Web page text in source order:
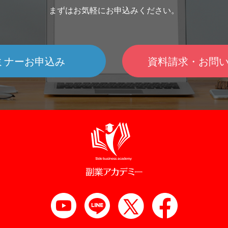
まずはお気軽にお申込みください。
ナーお申込み 資料請求・お問